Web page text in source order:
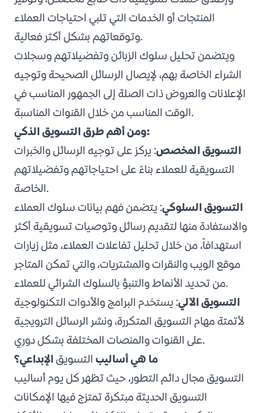
المنتجات أو الخدمات التي تلبي احتياجات العملاء
وتوقعاتهم بشكل أكثر فعالية.
ويتضمن تحليل سلوك الزبائن وتفضيلاتهم وسجلات
الشراء الخاصة بهم، لإيصال الرسائل الصحيحة وتوجيه
الإعلانات والعروض ذات الصلة إلى الجمهور المناسب في
الوقت المناسب من خلال القنوات المناسبة.
ومن أهم طرقالتسويق الذكي
:
التسويق المخصص: يركز على توجيه الرسائل والخبرات
التسويقية للعملاء بناءً على احتياجاتهم وتفضيلاتهم
الخاصة.
التسويق السلوكي: يتضمن فهم بيانات سلوك العملاء
والاستفادة منها لتقديم رسائل وتوصيات تسويقية أكثر
استهدافاً، من خلال تحليل تفاعلات العملاء، مثل زيارات
موقع الويب والنقرات والمشتريات، والتي تمكن المتاجر
من تحديد الأنماط والتنبؤ بالسلوك الشرائي للعملاء.
التسويق الآلي: يستخدم البرامج والأدوات التكنولوجية
لأتمتة مهام التسويق المتكررة، ونشر الرسائل الترويجية
على القنوات والمنصات المختلفة بشكل دوري.
ما هي أساليبالتسويقالإبداعي؟
التسويق مجال دائم التطور، حيث تظهر كل يوم أساليب
التسويق الحديثة مبتكرة تمتزج فيها الإمكانات